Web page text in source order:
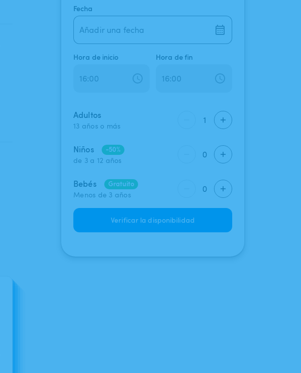
Fecha
Añadir una fecha
Hora de inicio Hora de fin
Adultos
13 años o más
1
Niños
-50%
de 3 a 12 años
0
Bebés
Gratuito
Menos de 3 años
0
Verificar la disponibilidad